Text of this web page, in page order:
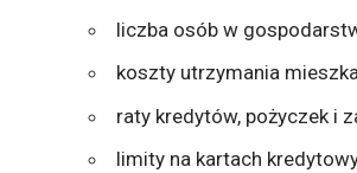
liczba osób w
koszty utrzymania
raty kredytów, pożyczek i
limity na kartach